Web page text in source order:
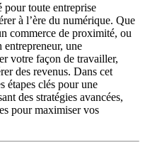
pour toute entreprise
à l’ère du numérique. Que
commerce de proximité, ou
une
votre façon de travailler,
des revenus. Dans cet
étapes clés pour une
des stratégies avancées,
pour maximiser vos